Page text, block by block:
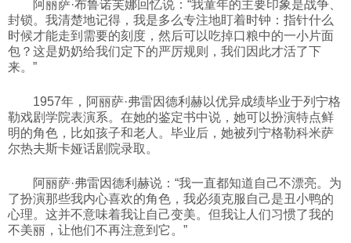
阿丽萨·布鲁诺芙娜回忆说：“我童年的主要印象是战争、
封锁。我清楚地记得，我是多么专注地盯着时钟：指针什么
时候才能走到需要的刻度，然后可以吃掉口粮中的一小片面
包？这是奶奶给我们定下的严厉规则，我们因此才活了下
来。”
1957年，阿丽萨·弗雷因德利赫以优异成绩毕业于列宁格
勒戏剧学院表演系。在她的鉴定书中说，她可以扮演特点鲜
明的角色，比如孩子和老人。毕业后，她被列宁格勒科米萨
尔热夫斯卡娅话剧院录取。
阿丽萨·弗雷因德利赫说：“我一直都知道自己不漂亮。为
了扮演那些我内心喜欢的角色，我必须克服自己是丑小鸭的
心理。这并不意味着我让自己变美。但我让人们习惯了我的
不美丽，让他们不再注意到它。”